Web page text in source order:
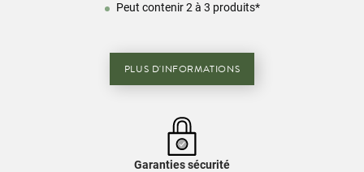
Peut contenir 2 à 3 produits*
PLUS D'INFORMATIONS
Garanties sécurité